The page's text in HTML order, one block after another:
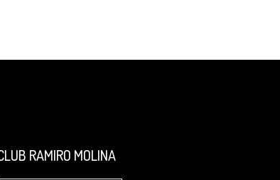
RAMIRO MOLINA